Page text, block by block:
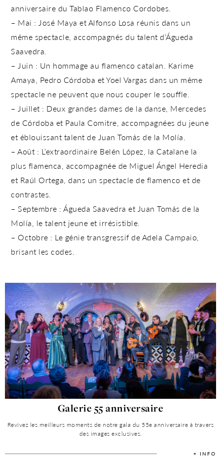
anniversaire du Tablao Flamenco Cordobes.
– Mai : José Maya et Alfonso Losa réunis dans un
même spectacle, accompagnés du talent d’Águeda
Saavedra.
–Juin : Un hommage au flamenco catalan. Karime
Amaya, Pedro Córdoba et Yoel Vargas dans un même
spectacle ne peuvent que nous couper le souffle.
–Juillet : Deux grandes dames de la danse, Mercedes
de Córdoba et Paula Comitre, accompagnées du jeune
et éblouissant talent de Juan Tomás de la Molía.
–Août : L’extraordinaire Belén López, la Catalane la
plus flamenca, accompagnée de Miguel Ángel Heredia
et Raúl Ortega, dans un spectacle de flamenco et de
contrastes.
–Septembre : Águeda Saavedra et Juan Tomás de la
Molía, le talent jeune et irrésistible.
– Octobre : Le génie transgressif de Adela Campaio,
brisant les codes.
Galerie 55 anniversaire
Revivez les meilleurs moments de notre gala du 55e anniversaire à travers
des images exclusives.
+ INFO